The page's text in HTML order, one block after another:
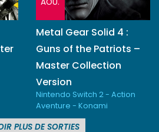
Metal Gear Solid 4 :
Guns of the Patriots –
Master Collection
Version
Nintendo Switch 2 - Action
Aventure - Konami
PLUS DE SORTIES